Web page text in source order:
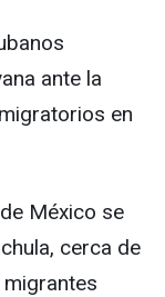
ante la
en
México se
cerca de
migrantes